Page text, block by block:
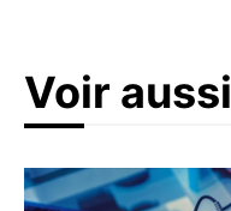
Voir aussi